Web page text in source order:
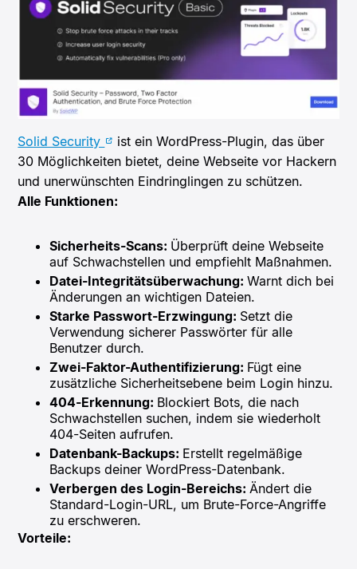
Solid Security
ist ein WordPress-Plugin, das über
30 Möglichkeiten bietet, deine Webseite vor Hackern
und unerwünschten Eindringlingen zu schützen. ​
Alle Funktionen:
Sicherheits-Scans: Überprüft deine Webseite
auf Schwachstellen und empfiehlt Maßnahmen.​
Datei-Integritätsüberwachung:Warnt dich bei
Änderungen an wichtigen Dateien.​
Starke Passwort-Erzwingung: Setzt die
Verwendung sicherer Passwörter für alle
Benutzer durch.​
Zwei-Faktor-Authentifizierung: Fügt eine
zusätzliche Sicherheitsebene beim Login hinzu.​
404-Erkennung: Blockiert Bots, die nach
Schwachstellen suchen, indem sie wiederholt
404-Seiten aufrufen.​
Datenbank-Backups: Erstellt regelmäßige
Backups deiner WordPress-Datenbank.​
Verbergen des Login-Bereichs:Ändert die
Standard-Login-URL, um Brute-Force-Angriffe
zu erschweren.​
Vorteile: